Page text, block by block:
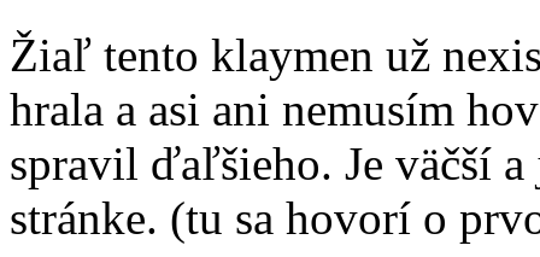
Žiaľ tento klaymen už
hrala a asi ani nemusím
spravil ďaľšieho. Je väčší
stránke. (tu sa hovorí o